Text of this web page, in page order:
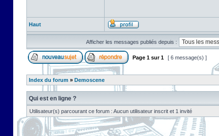
Haut
Afficher les messages publiés depuis :
Page 1 sur1 [ 6 message(s) ]
Index du forum » Demoscene
Qui est en ligne ?
Utilisateur(s) parcourant ce forum : Aucun utilisateur inscrit et 1 invité